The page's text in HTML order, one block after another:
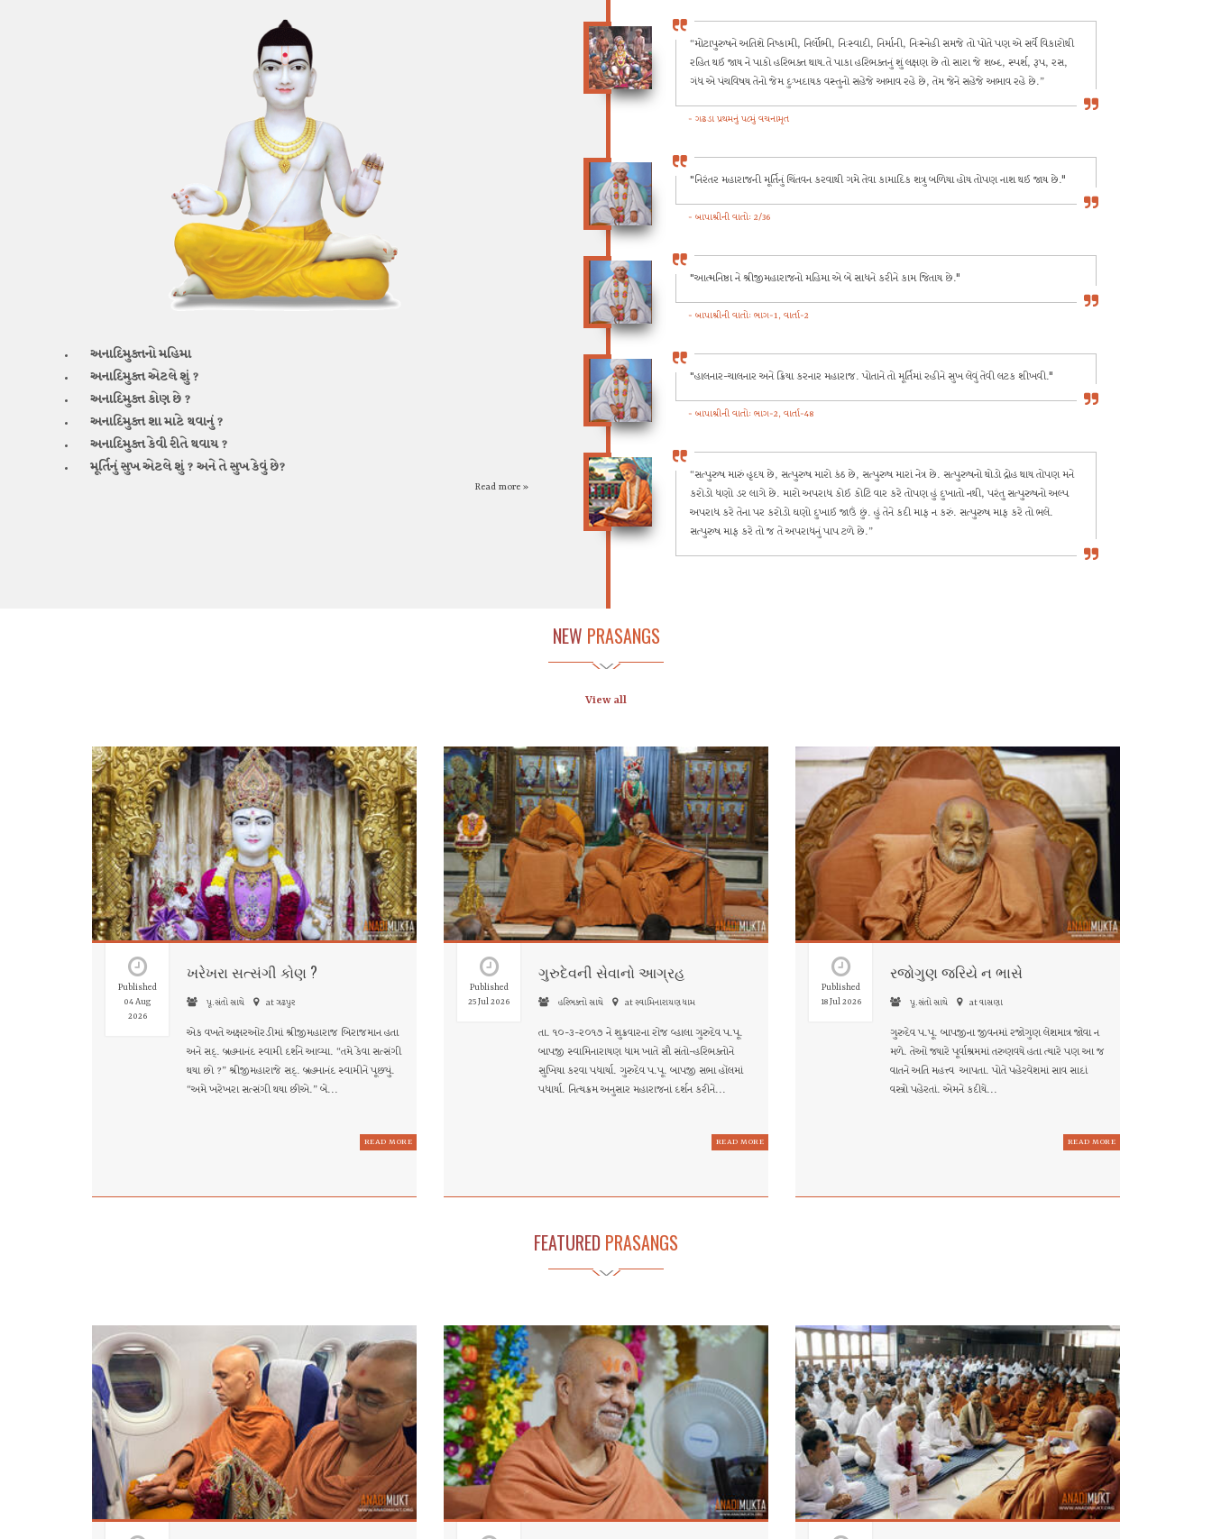
અનાદિમુક્તનોમહિમા
અનાદિમુક્તએટલે શું ?
અનાદિમુક્તકોણ છે ?
અનાદિમુક્તશા માટે થવાનું ?
અનાદિમુક્તકેવી રીતે થવાય ?
મૂર્તિનું સુખ એટલે શું ? અને તે સુખ કેવું છે?
Read more »
“મોટાપુરુષને અતિશે નિષ્કામી, નિર્લોભી, નિઃસ્વાદી, નિર્માની, નિઃસ્નેહી સમજે તો પોતે પણ એ સર્વે વિકારોથી
રહિત થઈ જાય ને પાકો હરિભક્ત થાય.તે પાકા હરિભક્તનું શું લક્ષણ છે તો સારા જે શબ્દ, સ્પર્શ, રૂપ, રસ,
ગંધ એ પંચવિષય તેનો જેમ દુઃખદાયક વસ્તુનો સહેજે અભાવ રહે છે, તેમ જેને સહેજે અભાવ રહે છે.”
- ગઢડા પ્રથમનું ૫૮મું વચનામૃત
"નિરંતર મહારાજની મૂર્તિનું ચિંતવન કરવાથી ગમે તેવા કામાદિક શત્રુ બળિયા હોય તોપણ નાશ થઈ જાય છે."
- બાપાશ્રીની વાતો: 2/36
"આત્મનિષ્ઠા ને શ્રીજીમહારાજનો મહિમા એ બે સાધને કરીને કામ જિતાય છે."
- બાપાશ્રીની વાતો: ભાગ-1, વાર્તા-2
"હાલનાર-ચાલનાર અને ક્રિયા કરનાર મહારાજ. પોતાને તો મૂર્તિમાં રહીને સુખ લેવું તેવી લટક શીખવી."
- બાપાશ્રીની વાતો: ભાગ-2, વાર્તા-48
“સત્પુરુષ મારું હૃદય છે, સત્પુરુષ મારો કંઠ છે, સત્પુરુષ મારાં નેત્ર છે. સત્પુરુષનો થોડો દ્રોહ થાય તોપણ મને
કરોડો ધણો ડર લાગે છે. મારો અપરાધ કોઈ કોટિ વાર કરે તોપણ હું દુખાતો નથી, પરંતુ સત્પુરુષનો અલ્પ
અપરાધ કરે તેના પર કરોડો ઘણો દુખાઈ જાઉં છું. હું તેને કદી માફ ન કરું. સત્પુરુષ માફ કરે તો ભલે.
સત્પુરુષ માફ કરે તો જ તે અપરાધનું પાપ ટળે છે.”
તેને જો અતિશે નિષ્કામી જાણે તો પોતે કૂતરા જેવો કામી હોય તો નિષ્કામી થાય.”
- ગઢડા પ્રથમનું ૫૮મું વચનામૃત
“સત્પુરુષ ચિંતામણિ સમાન હોય છે. તેની સમીપે જઈને મનુષ્ય, જેવું ચિંતવે તેવું તેને મળે છે. એ ચિંતામણિ એવી
છે જે બધાનું ભલું ઇચ્છે છે. સત્પુરુષ કદી કોઈને દુ:ખી કરતા નથી.”
- શ્રીહરિચરિત્રામૃતસાગર : પૂર-૨, તરંગ-૫૦
NEW PRASANGS
View all
Published
04 Aug
2026
ખરેખરા સત્સંગી કોણ ?
પૂ.સંતો સાથે at ગઢપુર
એક વખતે અક્ષરઓરડીમાં શ્રીજીમહારાજ બિરાજમાન હતા
અને સદ્. બ્રહ્માનંદ સ્વામી દર્શને આવ્યા. “તમે કેવા સત્સંગી
થયા છો ?” શ્રીજીમહારાજે સદ્. બ્રહ્માનંદ સ્વામીને પૂછ્યું.
“અમે ખરેખરા સત્સંગી થયા છીએ.” બે...
READ MORE
Published
25 Jul 2026
ગુરુદેવની સેવાનો આગ્રહ
હરિભક્તો સાથે at સ્વામિનારાયણ ધામ
તા. ૧૦-૩-૨૦૧૭ ને શુક્રવારના રોજ વ્હાલા ગુરુદેવ પ.પૂ.
બાપજી સ્વામિનારાયણ ધામ ખાતે સૌ સંતો-હરિભક્તોને
સુખિયા કરવા પધાર્યા. ગુરુદેવ પ.પૂ. બાપજી સભા હૉલમાં
પધાર્યા. નિત્યક્રમ અનુસાર મહારાજનાં દર્શન કરીને...
READ MORE
Published
18 Jul 2026
રજોગુણ જરિયે ન ભાસે
પૂ.સંતો સાથે at વાસણા
ગુરુદેવ પ.પૂ. બાપજીના જીવનમાં રજોગુણ લેશમાત્ર જોવા ન
મળે. તેઓ જ્યારે પૂર્વાશ્રમમાં તરુણવયે હતા ત્યારે પણ આ જ
વાતને અતિ મહત્ત્વ આપતા. પોતે પહેરવેશમાં સાવ સાદાં
વસ્ત્રો પહેરતાં. એમને કદીયે...
READ MORE
FEATURED PRASANGS